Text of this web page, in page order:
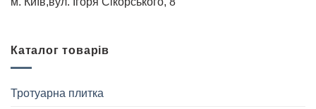
Каталог товарів
Тротуарна плитка